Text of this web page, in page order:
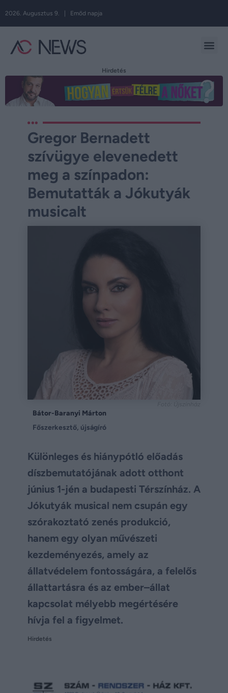
2026. Augusztus 9. | Emőd napja
Hirdetés
Gregor Bernadett
szívügye elevenedett
meg a színpadon:
Bemutatták a Jókutyák
musicalt
Bátor-Baranyi Márton
Főszerkesztő, újságíró
Különleges és hiánypótló előadás
díszbemutatójának adott otthont
június 1-jén a budapesti Térszínház. A
Jókutyák musical nem csupán egy
szórakoztató zenés produkció,
hanem egy olyan művészeti
kezdeményezés, amely az
állatvédelem fontosságára, a felelős
állattartásra és az ember–állat
kapcsolat mélyebb megértésére
hívja fel a figyelmet.
Hirdetés